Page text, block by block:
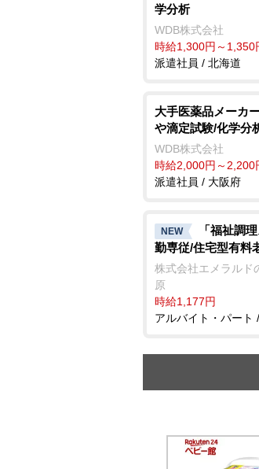
学分析
WDB株式会社
時給1,300円～1,350
派遣社員 / 北海道
大手医薬品メーカ
滴定試験/化学分
WDB株式会社
時給2,000円～2,200
派遣社員 / 大阪府
NEW
「福祉調
勤専従/住宅型有料
株式会社エメラルド
原
時給1,177円
アルバイト・パート